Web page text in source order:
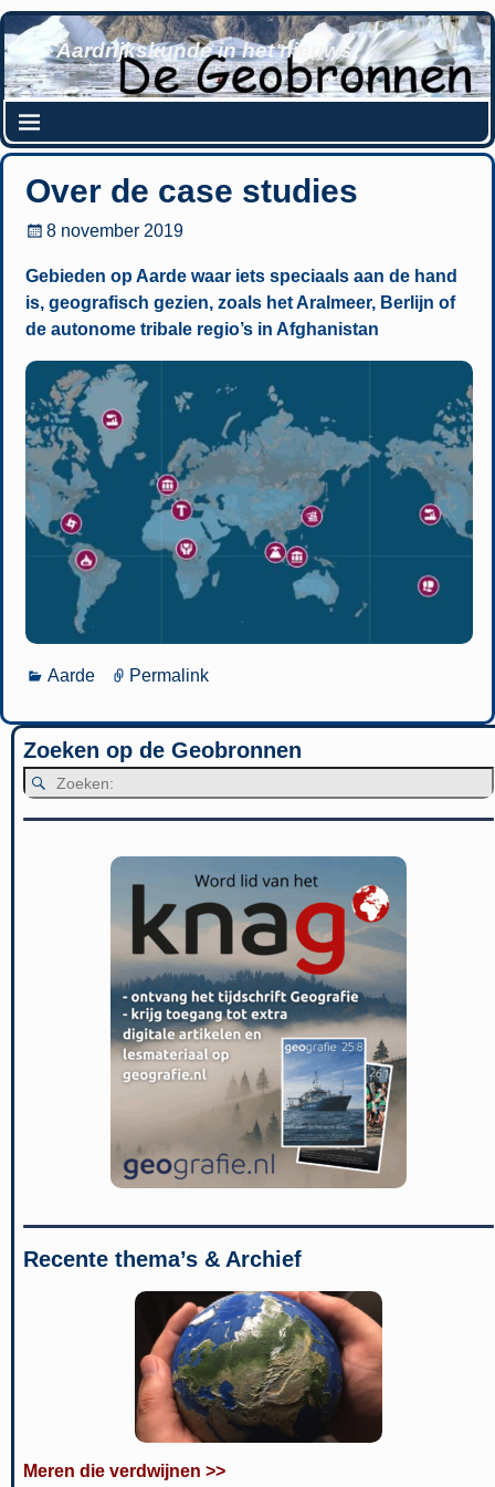
Aardrijkskunde in het nieuws
Over de case studies
8 november 2019
Gebieden op Aarde waar iets speciaals aan de hand
is, geografisch gezien, zoals het Aralmeer, Berlijn of
de autonome tribale regio’s in Afghanistan
Aarde Permalink
Zoeken op de Geobronnen
Recente thema’s & Archief
Meren die verdwijnen >>